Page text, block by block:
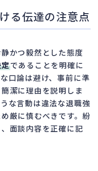
る伝達の注意点
かつ毅然とした態度
であることを明確に
口論は避け、事前に準
潔に理由を説明しま
な言動は違法な退職強
厳に慎むべきです。紛
面談内容を正確に記